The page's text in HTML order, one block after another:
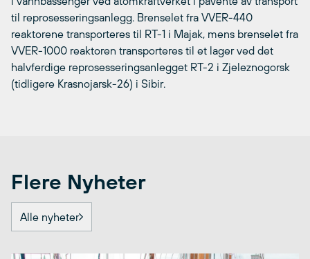
til reprosesseringsanlegg. Brenselet fra VVER-440
reaktorene transporteres til RT-1 i Majak, mens brenselet fra
VVER-1000 reaktoren transporteres til et lager ved det
halvferdige reprosesseringsanlegget RT-2 i Zjeleznogorsk
(tidligere Krasnojarsk-26) i Sibir.
Flere Nyheter
Alle nyheter